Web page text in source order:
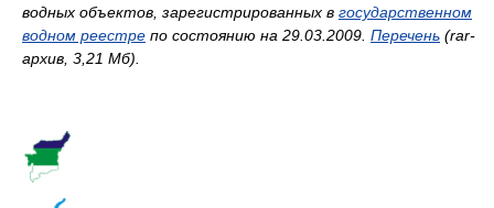
водных объектов, зарегистрированных в государственном
водном реестре по состоянию на 29.03.2009. Перечень (rar-
архив, 3,21 Мб).